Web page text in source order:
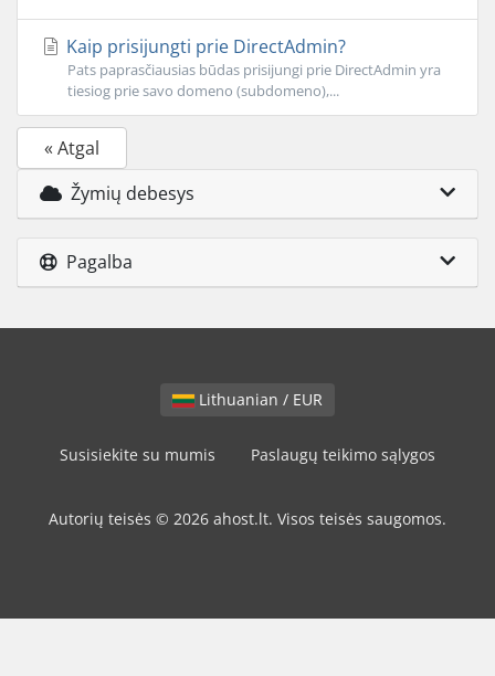
Kaip prisijungti prie DirectAdmin?
Pats paprasčiausias būdas prisijungi prie DirectAdmin yra
tiesiog prie savo domeno (subdomeno),...
« Atgal
Žymių debesys
Pagalba
Lithuanian / EUR
Susisiekite su mumis Paslaugų teikimo sąlygos
Autorių teisės © 2026 ahost.lt. Visos teisės saugomos.